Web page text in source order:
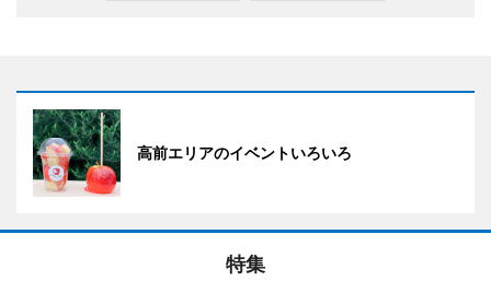
高前エリアのイベントいろいろ
特集